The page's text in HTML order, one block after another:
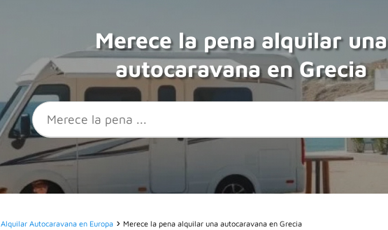
Merece la pena alquilar una
autocaravana en Grecia
Alquilar Autocaravana en Europa Merece la pena alquilar una autocaravana en Grecia